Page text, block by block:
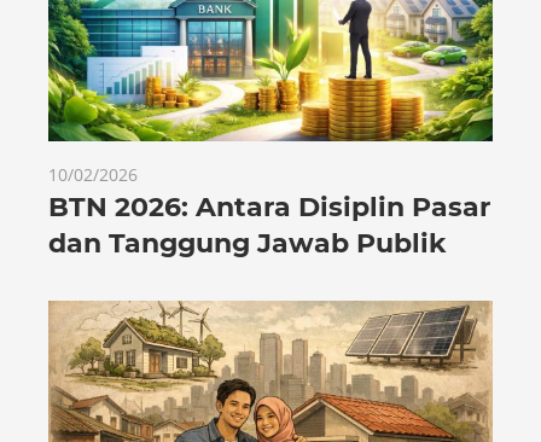
10/02/2026
BTN 2026: Antara Disiplin Pasar
dan Tanggung Jawab Publik